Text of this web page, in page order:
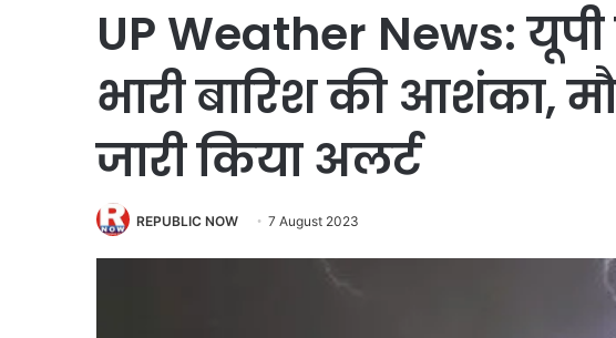
UP Weather News:
भारी बारिश की आशंका,
जारी किया अलर्ट
REPUBLIC NOW 7 August 2023